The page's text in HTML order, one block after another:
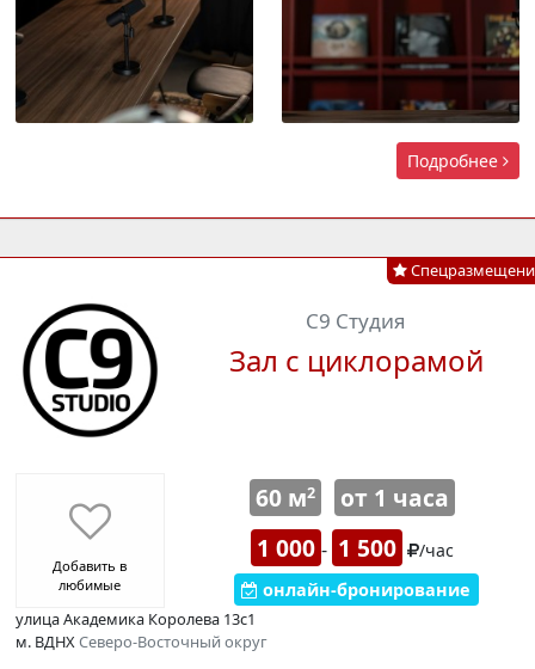
Подробнее
С9 Студия
Зал с циклорамой
Добавить в
любимые
60 м2
от 1 часа
1 000 - 1 500
/час
онлайн-бронирование
улица Академика Королева 13с1
м. ВДНХСеверо-Восточный округ